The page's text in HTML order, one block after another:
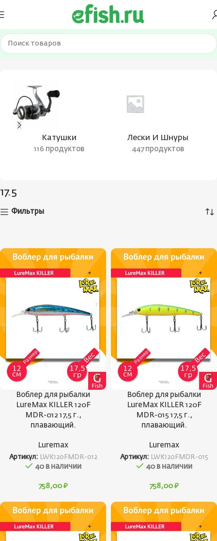
Главная Товар Вес приманки 17.5
Катушки
116 продуктов
Лески И Шнуры
447 продуктов
17.5
Фильтры
Воблер для рыбалки
LureMax KILLER 120F
MDR-012 17,5 г.,
плавающий.
Luremax
Артикул: LWK120FMDR-012
40 в наличии
758,00 ₽
Воблер для рыбалки
LureMax KILLER 120F
MDR-015 17,5 г.,
плавающий.
Luremax
Артикул: LWK120FMDR-015
40 в наличии
758,00 ₽